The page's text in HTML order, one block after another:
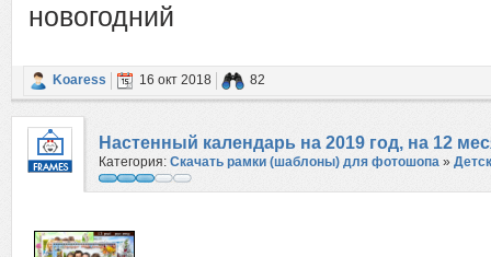
новогодний
Koaress 16 окт 2018 82
Настенный календарь на 2019 год, на 12
круговорот
Категория: Скачать рамки (шаблоны) для фотошопа »